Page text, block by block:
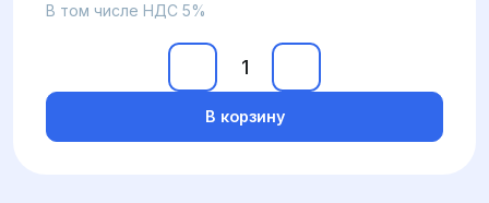
В том числе НДС 5%
В корзину